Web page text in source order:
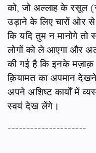
को, जो अल्लाह के रसूल
उड़ाने के लिए चारों ओर
कि यदि तुम न मानोगे तो
लोगों को ले आएगा और
की गई है कि इनके मज़ाक़
क़ियामत का अपमान
अपने अशिष्ट कार्यों में
स्वयं देख लेंगे।
---------------------